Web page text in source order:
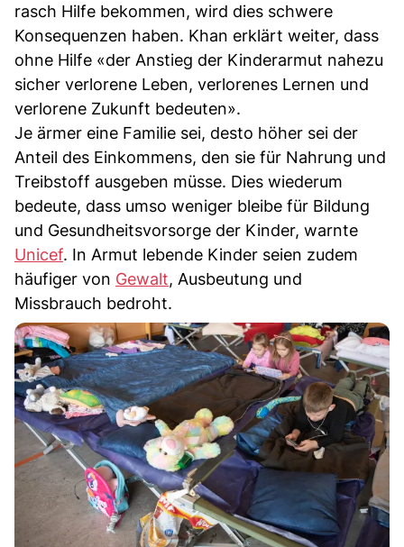
rasch Hilfe bekommen, wird dies schwere
Konsequenzen haben. Khan erklärt weiter, dass
ohne Hilfe «der Anstieg der Kinderarmut nahezu
sicher verlorene Leben, verlorenes Lernen und
verlorene Zukunft bedeuten».
Je ärmer eine Familie sei, desto höher sei der
Anteil des Einkommens, den sie für Nahrung und
Treibstoff ausgeben müsse. Dies wiederum
bedeute, dass umso weniger bleibe für Bildung
und Gesundheitsvorsorge der Kinder, warnte
Unicef. In Armut lebende Kinder seien zudem
häufiger von Gewalt, Ausbeutung und
Missbrauch bedroht.